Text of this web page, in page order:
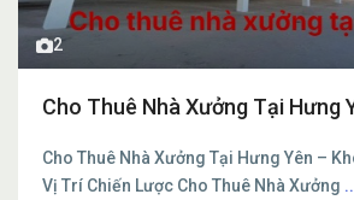
2
Cho Thuê Nhà Xưởng Tại Hưng
Cho Thuê Nhà Xưởng Tại Hưng Yên –
Vị Trí Chiến Lược Cho Thuê Nhà Xưởng